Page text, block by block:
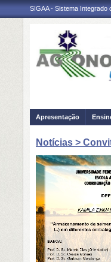
SIGAA - Sistema Integrado
Apresentação
Notícias >